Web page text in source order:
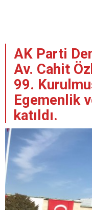
AK Parti
Av. Cahit
99.
Egemenlik
katıldı.